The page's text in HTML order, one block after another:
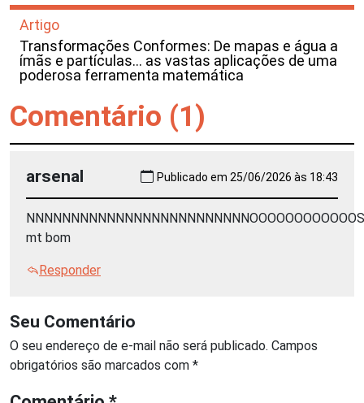
Artigo
Transformações Conformes: De mapas e água a
ímãs e partículas… as vastas aplicações de uma
poderosa ferramenta matemática
Comentário (1)
arsenal Publicado em 25/06/2026 às 18:43
mt bom
Responder
Seu Comentário
O seu endereço de e-mail não será publicado. Campos
obrigatórios são marcados com *